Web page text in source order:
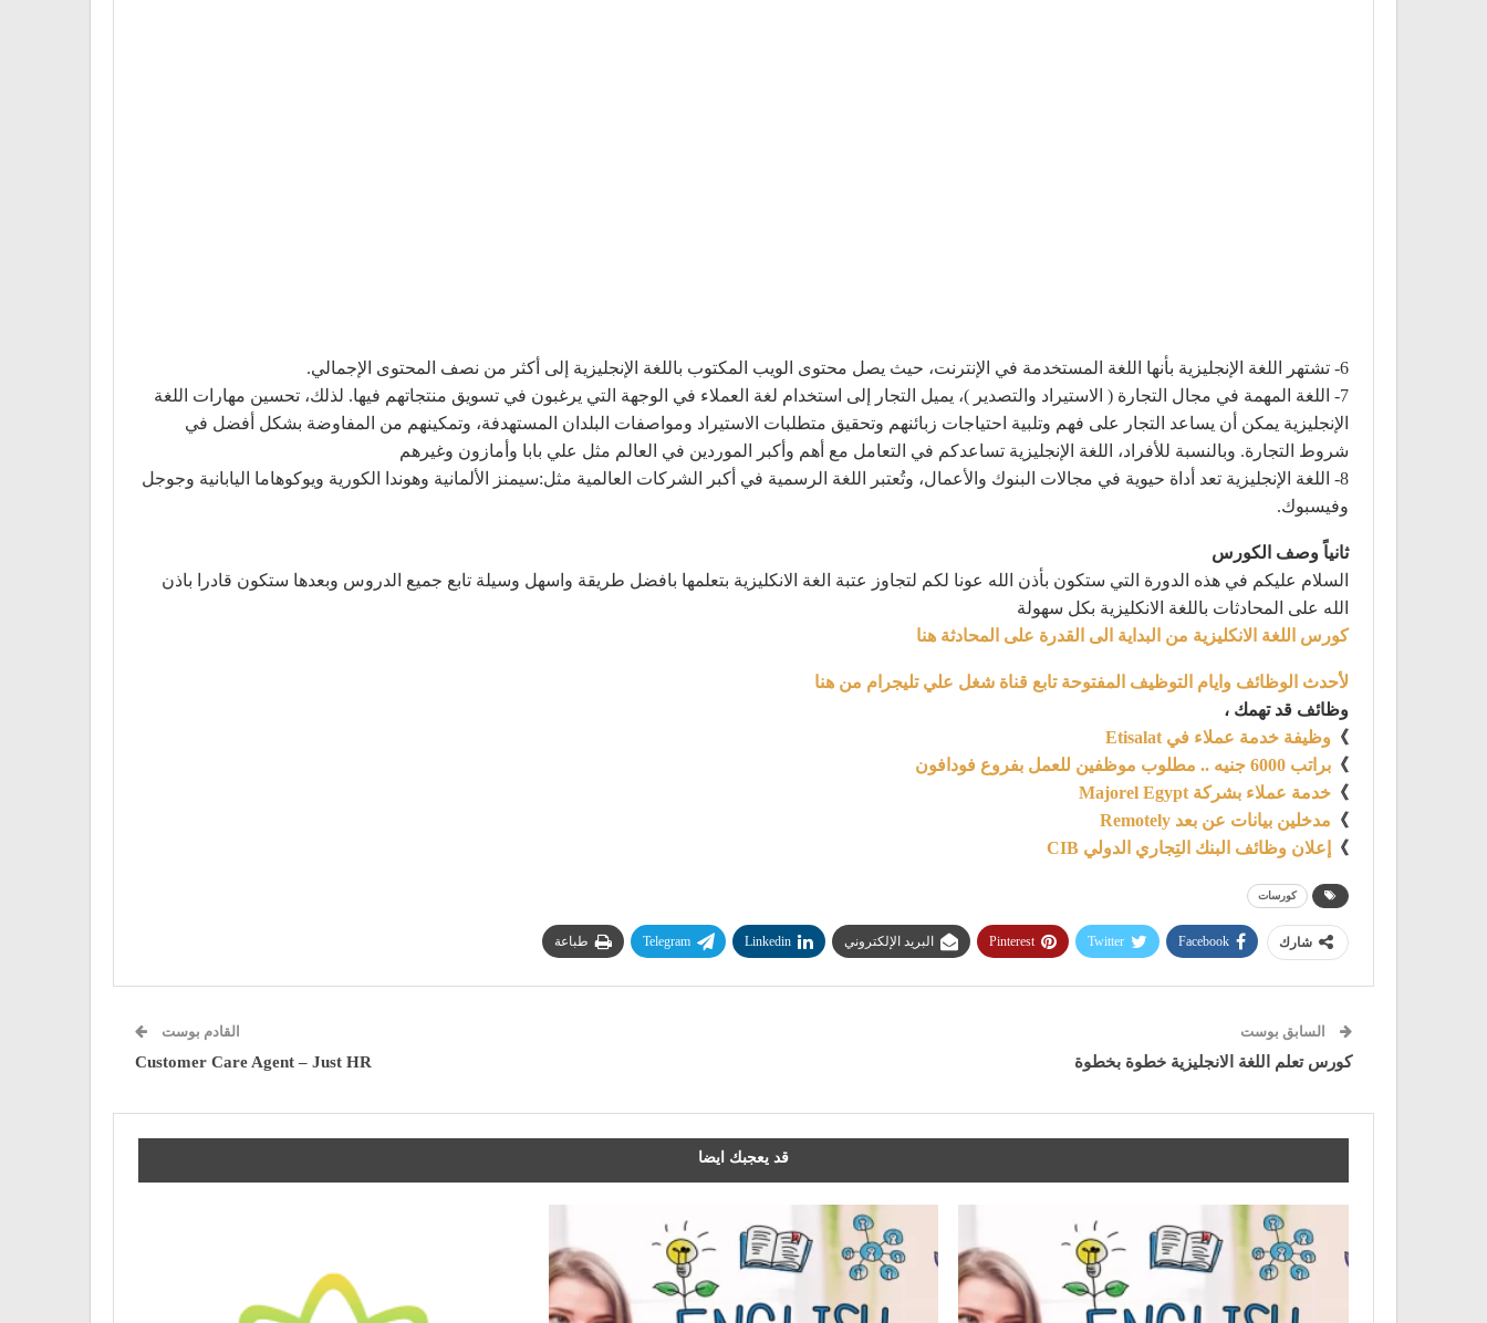
6- تشتهر اللغة الإنجليزية بأنها اللغة المستخدمة في الإنترنت، حيث يصل محتوى الويب المكتوب باللغة الإنجليزية إلى أكثر من نصف المحتوى الإجمالي.
7- اللغة المهمة في مجال التجارة ( الاستيراد والتصدير )، يميل التجار إلى استخدام لغة العملاء في الوجهة التي يرغبون في تسويق منتجاتهم فيها. لذلك، تحسين مهارات اللغة
الإنجليزية يمكن أن يساعد التجار على فهم وتلبية احتياجات زبائنهم وتحقيق متطلبات الاستيراد ومواصفات البلدان المستهدفة، وتمكينهم من المفاوضة بشكل أفضل في
شروط التجارة. وبالنسبة للأفراد، اللغة الإنجليزية تساعدكم في التعامل مع أهم وأكبر الموردين في العالم مثل علي بابا وأمازون وغيرهم
8- اللغة الإنجليزية تعد أداة حيوية في مجالات البنوك والأعمال، وتُعتبر اللغة الرسمية في أكبر الشركات العالمية مثل:سيمنز الألمانية وهوندا الكورية ويوكوهاما اليابانية وجوجل
وفيسبوك.
ثانياً وصف الكورس
السلام عليكم في هذه الدورة التي ستكون بأذن الله عونا لكم لتجاوز عتبة الغة الانكليزية بتعلمها بافضل طريقة واسهل وسيلة تابع جميع الدروس وبعدها ستكون قادرا باذن
الله على المحادثات باللغة الانكليزية بكل سهولة
كورس اللغة الانكليزية من البداية الى القدرة على المحادثة هنا
لأحدث الوظائف وايام التوظيف المفتوحة تابع قناة شغل علي تليجرام من هنا
وظائف قد تهمك ،
》 وظيفة خدمة عملاء في Etisalat
》 براتب 6000 جنيه .. مطلوب موظفين للعمل بفروع فودافون
》 خدمة عملاء بشركة Majorel Egypt
》 مدخلين بيانات عن بعد Remotely
》
إعلان وظائف البنك التِجاري الدولي CIB
كورسات
شارك Facebook
Twitter
Pinterest البريد الإلكتروني Linkedin
Telegram طباعة
السابق بوست
كورس تعلم اللغة الانجليزية خطوة بخطوة
القادم بوست
Customer Care Agent – Just HR
قد يعجبك ايضا